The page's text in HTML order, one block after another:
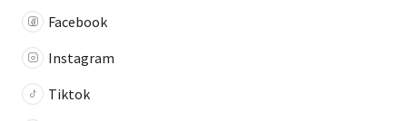
Facebook
Instagram
Tiktok